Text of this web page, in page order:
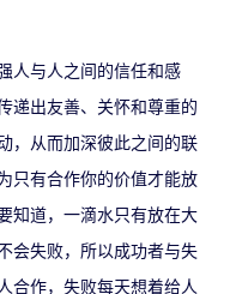
人与人之间的信任和感
递出友善、关怀和尊重的
，从而加深彼此之间的联
只有合作你的价值才能放
知道，一滴水只有放在大
会失败，所以成功者与失
合作，失败每天想着给人